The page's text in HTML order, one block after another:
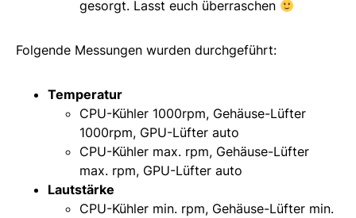
gesorgt. Lasst euch überraschen
Folgende Messungen wurden durchgeführt:
Temperatur
CPU-Kühler 1000rpm, Gehäuse-Lüfter
1000rpm, GPU-Lüfter auto
CPU-Kühler max. rpm, Gehäuse-Lüfter
max. rpm, GPU-Lüfter auto
Lautstärke
CPU-Kühler min. rpm, Gehäuse-Lüfter min.